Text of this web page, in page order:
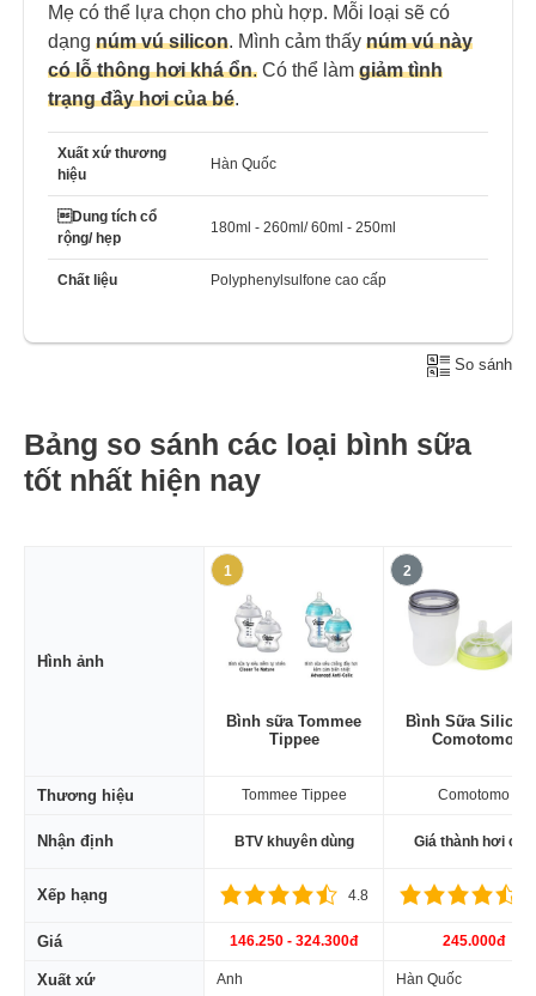
Mẹ có thể lựa chọn cho phù hợp. Mỗi loại sẽ có
dạng núm vú silicon. Mình cảm thấy núm vú này
có lỗ thông hơi khá ổn. Có thể làm giảm tình
trạng đầy hơi của bé.
Xuất xứ thương
hiệu
Hàn Quốc
Dung tích cổ
rộng/ hẹp
180ml - 260ml/ 60ml - 250ml
Chất liệu Polyphenylsulfone cao cấp
So sánh
Bảng so sánh các loại bình sữa
tốt nhất hiện nay
Hình ảnh
1
Bình sữa Tommee
Tippee
2
Bình Sữa
Comotomo
Thương hiệu Tommee Tippee Comotomo
Nhận định BTV khuyên dùng Giá thành hơi cao
Xếp hạng 4.8
Giá 146.250 - 324.300đ 245.000đ
Xuất xứ Anh Hàn Quốc